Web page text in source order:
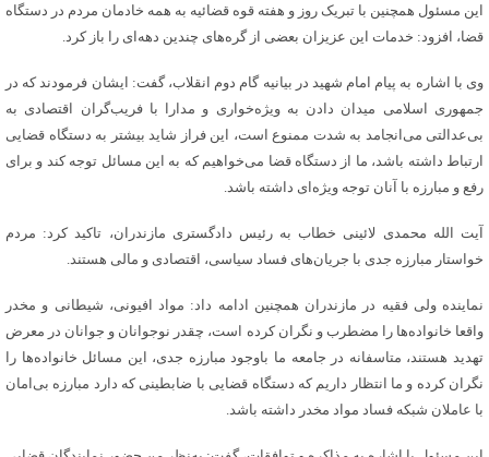
این مسئول همچنین با تبریک روز و هفته قوه قضائیه به همه خادمان مردم در دستگاه
قضا، افزود: خدمات این عزیزان بعضی از گره‌های چندین دهه‌ای را باز کرد.
وی با اشاره به پیام امام شهید در بیانیه گام دوم انقلاب، گفت: ایشان فرمودند که در
جمهوری اسلامی میدان دادن به ویژه‌خواری و مدارا با فریب‌گران اقتصادی به
بی‌عدالتی می‌انجامد به شدت ممنوع است، این فراز شاید بیشتر به دستگاه قضایی
ارتباط داشته باشد، ما از دستگاه قضا می‌خواهیم که به این مسائل توجه کند و برای
رفع و مبارزه با آنان توجه ویژه‌ای داشته باشد.
آیت الله محمدی لائینی خطاب به رئیس دادگستری مازندران، تاکید کرد: مردم
خواستار مبارزه جدی با جریان‌های فساد سیاسی، اقتصادی و مالی هستند.
نماینده ولی فقیه در مازندران همچنین ادامه داد: مواد افیونی، شیطانی و مخدر
واقعا خانواده‌‌ها را مضطرب و نگران کرده است، چقدر نوجوانان و جوانان در معرض
تهدید هستند، متاسفانه در جامعه ما باوجود مبارزه جدی، این مسائل خانواده‌ها را
نگران کرده و ما انتظار داریم که دستگاه قضایی با ضابطینی که دارد مبارزه بی‌امان
با عاملان شبکه فساد مواد مخدر داشته باشد.